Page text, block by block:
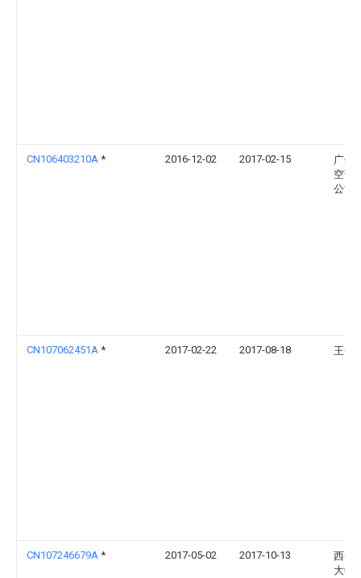
CN106403210A * 2016-12-02 2017-02-15
广州
空调
公司
CN107062451A * 2017-02-22 2017-08-18 王全
CN107246679A * 2017-05-02 2017-10-13
西安
大学